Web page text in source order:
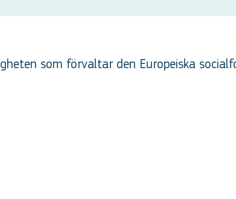
som förvaltar den Europeiska